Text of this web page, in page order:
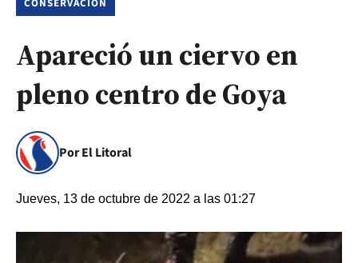
CONSERVACIÓN
Apareció un ciervo en
pleno centro de Goya
Por El Litoral
Jueves, 13 de octubre de 2022 a las 01:27